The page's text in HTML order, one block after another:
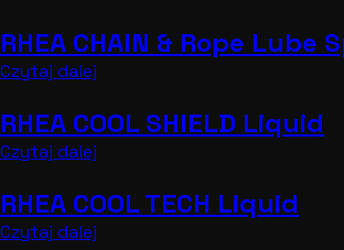
RHEA CHAIN & Rope Lube
Czytaj dalej
RHEA COOL SHIELD Liquid
Czytaj dalej
RHEA COOL TECH Liquid
Czytaj dalej